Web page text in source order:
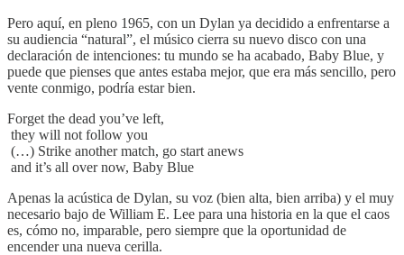
Pero aquí, en pleno 1965, con un Dylan ya decidido a enfrentarse a
su audiencia “natural”, el músico cierra su nuevo disco con una
declaración de intenciones: tu mundo se ha acabado, Baby Blue, y
puede que pienses que antes estaba mejor, que era más sencillo, pero
vente conmigo, podría estar bien.
Forget the dead you’ve left,
they will not follow you
(…) Strike another match, go start anews
and it’s all over now, Baby Blue
Apenas la acústica de Dylan, su voz (bien alta, bien arriba) y el muy
necesario bajo de William E. Lee para una historia en la que el caos
es, cómo no, imparable, pero siempre que la oportunidad de
encender una nueva cerilla.